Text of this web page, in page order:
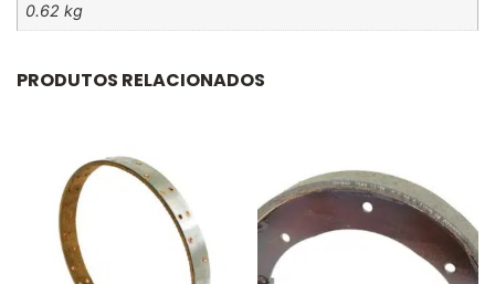
0.62 kg
PRODUTOS RELACIONADOS